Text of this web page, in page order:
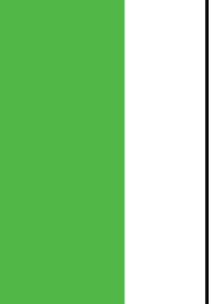
smartphone
Shadow)
skærm